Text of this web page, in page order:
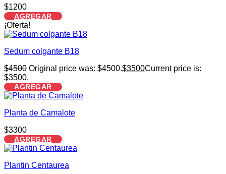
$1200
AGREGAR
¡Oferta!
Sedum colgante B18
$4500 Original price was: $4500.$3500Current price is:
$3500.
AGREGAR
Planta de Camalote
$3300
AGREGAR
Plantin Centaurea